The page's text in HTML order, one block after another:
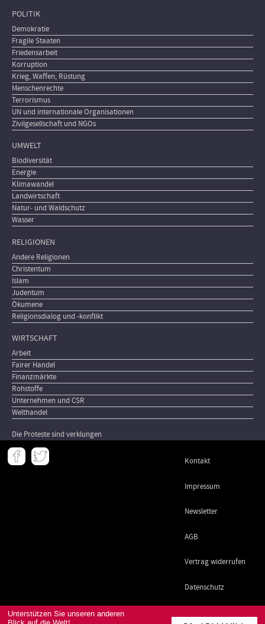
Unterstützen Sie unseren anderen
POLITIK
Demokratie
Fragile Staaten
Friedensarbeit
Korruption
Krieg, Waffen, Rüstung
Menschenrechte
Terrorismus
UN und internationale Organisationen
Zivilgesellschaft und NGOs
UMWELT
Biodiversität
Energie
Klimawandel
Landwirtschaft
Natur- und Waldschutz
Wasser
RELIGIONEN
Andere Religionen
Christentum
Islam
Judentum
Ökumene
Religionsdialog und -konflikt
WIRTSCHAFT
Arbeit
Fairer Handel
Finanzmärkte
Rohstoffe
Unternehmen und CSR
Welthandel
Die Proteste sind verklungen
Meta
- Kontakt
Impressum
Newsletter
AGB
Vertrag widerrufen
Datenschutz